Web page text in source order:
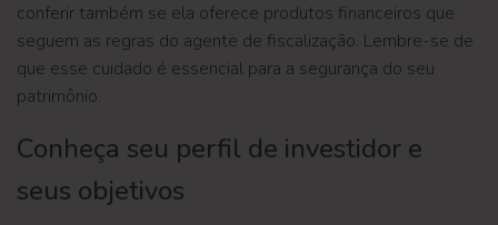
conferir também se ela oferece produtos financeiros que
seguem as regras do agente de fiscalização. Lembre-se de
que esse cuidado é essencial para a segurança do seu
patrimônio.
Conheça seu perfil de investidor e
seus objetivos